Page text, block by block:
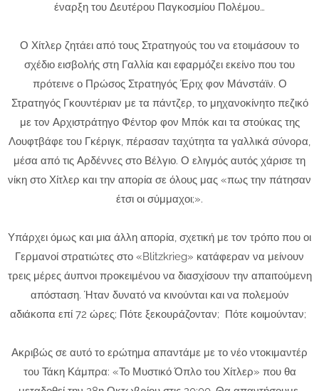
έναρξη του Δευτέρου Παγκοσμίου Πολέμου…
Ο Χίτλερ ζητάει από τους Στρατηγούς του να ετοιμάσουν το
σχέδιο εισβολής στη Γαλλία και εφαρμόζει εκείνο που του
πρότεινε ο Πρώσος Στρατηγός Έριχ φον Μάνστάϊν. Ο
Στρατηγός Γκουντέριαν με τα πάντζερ, το μηχανοκίνητο πεζικό
με τον Αρχιστράτηγο Φέντορ φον Μπόκ και τα στούκας της
Λουφτβάφε του Γκέριγκ, πέρασαν ταχύτητα τα γαλλικά σύνορα,
μέσα από τις Αρδέννες στο Βέλγιο. Ο ελιγμός αυτός χάρισε τη
νίκη στο Χίτλερ και την απορία σε όλους μας «πως την πάτησαν
έτσι οι σύμμαχοι;».
Υπάρχει όμως και μια άλλη απορία, σχετική με τον τρόπο που οι
Γερμανοί στρατιώτες στο «Blitzkrieg» κατάφεραν να μείνουν
τρεις μέρες άυπνοι προκειμένου να διασχίσουν την απαιτού­μενη
απόσταση. Ήταν δυνατό να κινούνται και να πολεμούν
αδιάκοπα επί 72 ώρες; Πότε ξεκου­ράζονταν; Πότε κοιμούνταν;
Ακριβώς σε αυτό το ερώτημα απαντάμε με το νέο ντοκιμαντέρ
του Τάκη Κάμπρα: «Το Μυ­στικό Όπλο του Χίτλερ» που θα